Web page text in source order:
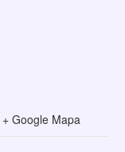
+ Google Mapa